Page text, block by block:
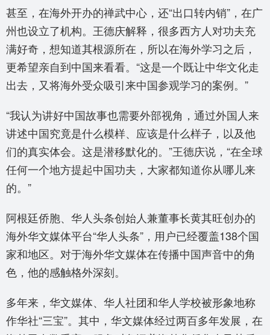
甚至，在海外开办的禅武中心，还“出口转内销”，在广
州也设立了机构。王德庆解释，很多西方人对功夫充
满好奇，想知道其根源所在，所以在海外学习之后，
更希望亲自到中国来看看。“这是一个既让中华文化走
出去，又将海外受众吸引来中国参观学习的案例。”
“我认为讲好中国故事也需要外部视角，通过外国人来
讲述中国究竟是什么模样、应该是什么样子，以及他
们的真实体会。这是潜移默化的。”王德庆说，“在全球
任何一个地方提起中国功夫，大家都知道你从哪儿来
的。”
阿根廷侨胞、华人头条创始人兼董事长黄其旺创办的
海外华文媒体平台“华人头条”，用户已经覆盖138个国
家和地区。对于海外华文媒体在传播中国声音中的角
色，他的感触格外深刻。
多年来，华文媒体、华人社团和华人学校被形象地称
作华社“三宝”。其中，华文媒体经过两百多年发展，在